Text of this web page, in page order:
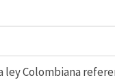
Colombiana